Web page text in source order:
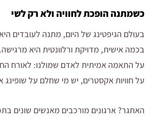
כשמתנה הופכת לחוויה ולא רק לשי
בעולם הגיפטינג של היום, מתנה לעובדים
בכמה אישית, מדויקת ורלוונטית היא
על התאמה אמיתית לאדם שמולנו: לאורח
על חוויות אקסטרים, יש מי שחלם על
האתגר? ארגונים מורכבים מאנשים שונים